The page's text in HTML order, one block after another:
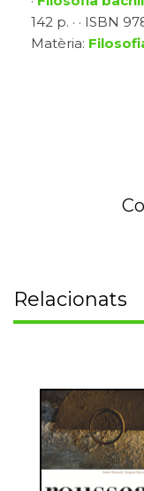
142 p. · · ISBN
Matèria:
Relacionats